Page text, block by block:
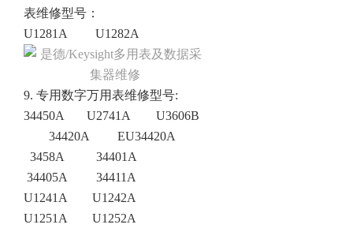
表维修型号 ：
U1281A
U1282A
9. 专用数字万用表维修型号:
34450A U2741A U3606B
34420A
EU34420A
3458A 34401A
34405A
34411A
U1241A U1242A
U1251A U1252A